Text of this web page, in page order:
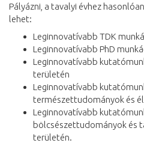
Pályázni, a tavalyi évhez
lehet:
Leginnovatívabb TDK
Leginnovatívabb PhD
Leginnovatívabb
területén
Leginnovatívabb
természettudományok és
Leginnovatívabb
bölcsészettudományok és
területén.